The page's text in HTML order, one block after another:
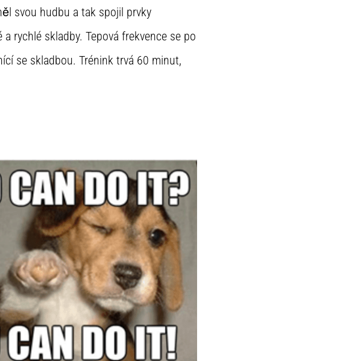
svou hudbu a tak spojil prvky
rychlé skladby. Tepová frekvence se po
se skladbou. Trénink trvá 60 minut,